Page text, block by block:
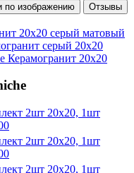
по изображению Отзывы
20x20 серый матовый
серый 20x20
Керамогранит 20x20